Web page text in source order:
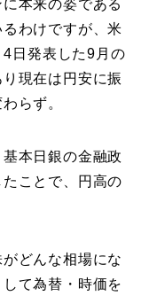
本来の姿である
わけですが、米
日発表した9月の
現在は円安に振
らず。
本日銀の金融政
ことで、円高の
どんな相場にな
て為替・時価を